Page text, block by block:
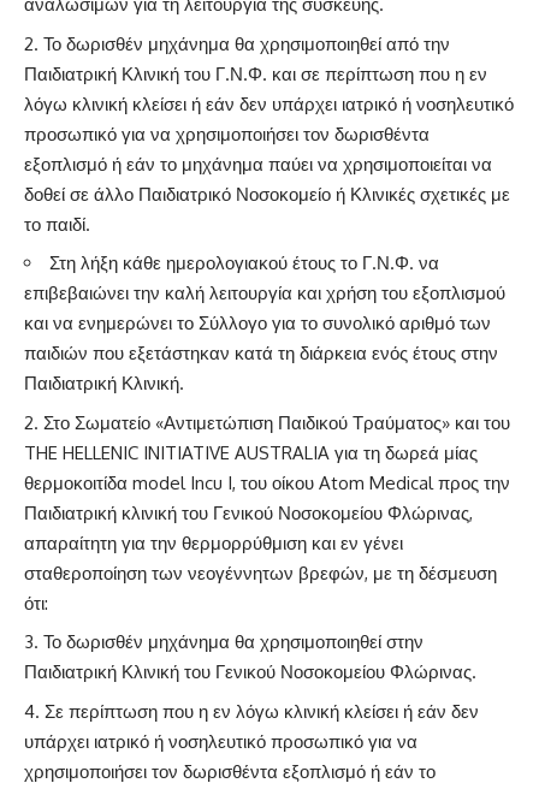
αναλωσίμων για τη λειτουργία της συσκευής.
Το δωρισθέν μηχάνημα θα χρησιμοποιηθεί από την
Παιδιατρική Κλινική του Γ.Ν.Φ. και σε περίπτωση που η εν
λόγω κλινική κλείσει ή εάν δεν υπάρχει ιατρικό ή νοσηλευτικό
προσωπικό για να χρησιμοποιήσει τον δωρισθέντα
εξοπλισμό ή εάν το μηχάνημα παύει να χρησιμοποιείται να
δοθεί σε άλλο Παιδιατρικό Νοσοκομείο ή Κλινικές σχετικές με
το παιδί.
Στη λήξη κάθε ημερολογιακού έτους το Γ.Ν.Φ. να
επιβεβαιώνει την καλή λειτουργία και χρήση του εξοπλισμού
και να ενημερώνει το Σύλλογο για το συνολικό αριθμό των
παιδιών που εξετάστηκαν κατά τη διάρκεια ενός έτους στην
Παιδιατρική Κλινική.
Στο Σωματείο «Αντιμετώπιση Παιδικού Τραύματος» και του
THE HELLENIC INITIATIVE AUSTRALIA για τη δωρεά μίας
θερμοκοιτίδα model Incu I, του οίκου Atom Medical προς την
Παιδιατρική κλινική του Γενικού Νοσοκομείου Φλώρινας,
απαραίτητη για την θερμορρύθμιση και εν γένει
σταθεροποίηση των νεογέννητων βρεφών, με τη δέσμευση
ότι:
Το δωρισθέν μηχάνημα θα χρησιμοποιηθεί στην
Παιδιατρική Κλινική του Γενικού Νοσοκομείου Φλώρινας.
Σε περίπτωση που η εν λόγω κλινική κλείσει ή εάν δεν
υπάρχει ιατρικό ή νοσηλευτικό προσωπικό για να
χρησιμοποιήσει τον δωρισθέντα εξοπλισμό ή εάν το